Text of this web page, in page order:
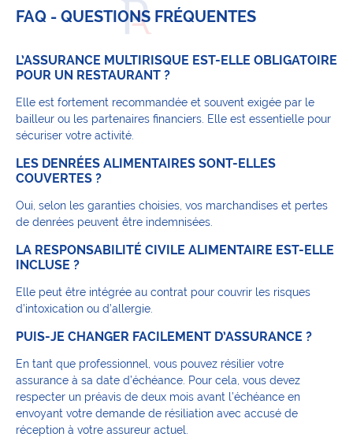
FAQ - QUESTIONS FRÉQUENTES
L’ASSURANCE MULTIRISQUE EST-ELLE OBLIGATOIRE
POUR UN RESTAURANT ?
Elle est fortement recommandée et souvent exigée par le
bailleur ou les partenaires financiers. Elle est essentielle pour
sécuriser votre activité.
LES DENRÉES ALIMENTAIRES SONT-ELLES
COUVERTES ?
Oui, selon les garanties choisies, vos marchandises et pertes
de denrées peuvent être indemnisées.
LA RESPONSABILITÉ CIVILE ALIMENTAIRE EST-ELLE
INCLUSE ?
Elle peut être intégrée au contrat pour couvrir les risques
d’intoxication ou d’allergie.
PUIS-JE CHANGER FACILEMENT D’ASSURANCE ?
En tant que professionnel, vous pouvez résilier votre
assurance à sa date d’échéance. Pour cela, vous devez
respecter un préavis de deux mois avant l’échéance en
envoyant votre demande de résiliation avec accusé de
réception à votre assureur actuel.